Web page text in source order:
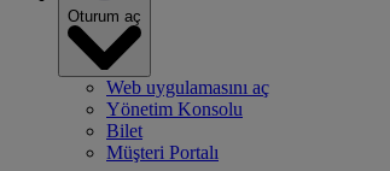
Oturum aç
Web uygulamasını aç
Yönetim Konsolu
Bilet
Müşteri Portalı